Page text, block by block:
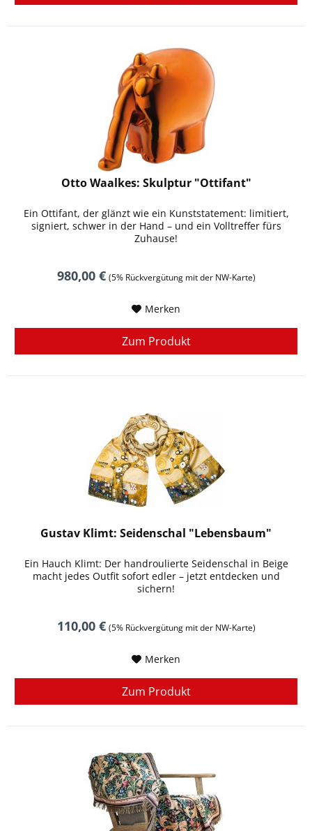
Otto Waalkes: Skulptur "Ottifant"
Ein Ottifant, der glänzt wie ein Kunststatement: limitiert,
signiert, schwer in der Hand – und ein Volltreffer fürs
Zuhause!
980,00 € (5% Rückvergütung mit der NW-Karte)
Merken
Zum Produkt
Gustav Klimt: Seidenschal "Lebensbaum"
Ein Hauch Klimt: Der handroulierte Seidenschal in Beige
macht jedes Outfit sofort edler – jetzt entdecken und
sichern!
110,00 € (5% Rückvergütung mit der NW-Karte)
Merken
Zum Produkt